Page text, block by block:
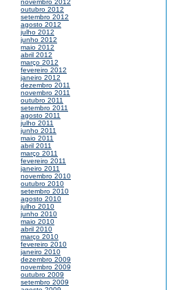
novembro 2012
outubro 2012
setembro 2012
agosto 2012
julho 2012
junho 2012
maio 2012
abril 2012
março 2012
fevereiro 2012
janeiro 2012
dezembro 2011
novembro 2011
outubro 2011
setembro 2011
agosto 2011
julho 2011
junho 2011
maio 2011
abril 2011
março 2011
fevereiro 2011
janeiro 2011
novembro 2010
outubro 2010
setembro 2010
agosto 2010
julho 2010
junho 2010
maio 2010
abril 2010
março 2010
fevereiro 2010
janeiro 2010
dezembro 2009
novembro 2009
outubro 2009
setembro 2009